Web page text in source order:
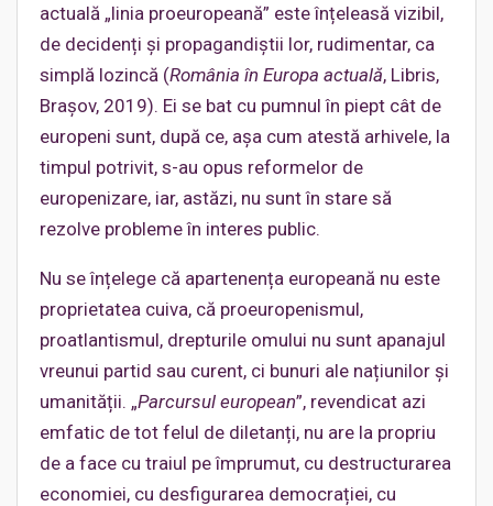
actuală „linia proeuropeană” este înțeleasă vizibil,
de decidenți și propagandiștii lor, rudimentar, ca
simplă lozincă (România în Europa actuală, Libris,
Brașov, 2019). Ei se bat cu pumnul în piept cât de
europeni sunt, după ce, așa cum atestă arhivele, la
timpul potrivit, s-au opus reformelor de
europenizare, iar, astăzi, nu sunt în stare să
rezolve probleme în interes public.
Nu se înțelege că apartenența europeană nu este
proprietatea cuiva, că proeuropenismul,
proatlantismul, drepturile omului nu sunt apanajul
vreunui partid sau curent, ci bunuri ale națiunilor și
umanității. „Parcursul european”, revendicat azi
emfatic de tot felul de diletanți, nu are la propriu
de a face cu traiul pe împrumut, cu destructurarea
economiei, cu desfigurarea democrației, cu